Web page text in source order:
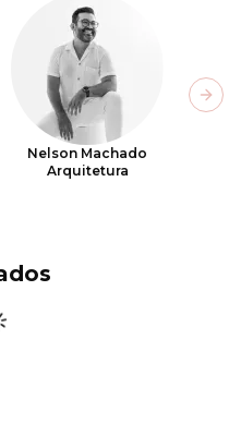
Nelson Machado
Arquitetura